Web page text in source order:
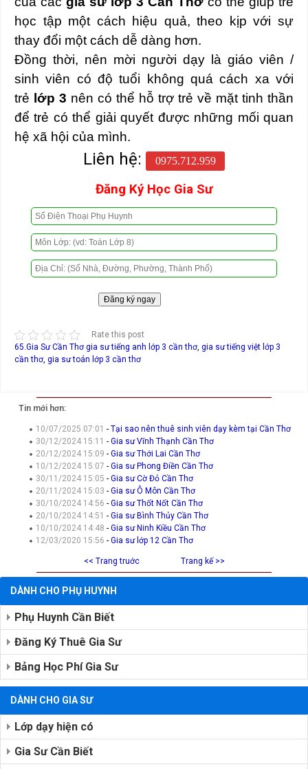
học tập một cách hiệu quả, theo kịp với sự
thay đổi một cách dễ dàng hơn.
Đồng thời, nên mời người dạy là giáo viên /
sinh viên có độ tuổi không quá cách xa với
trẻ lớp 3 nên có thể hỗ trợ trẻ về mặt tinh thần
để trẻ có thể giải quyết được những mối quan
hệ xã hội của mình.
Liên hệ: 0975.712.959
Đăng Ký Học Gia Sư
Rate this post
65.Gia Sư Cần Thơ gia sư tiếng anh lớp 3 cần thơ, gia sư tiếng việt lớp 3
cần thơ, gia sư toán lớp 3 cần thơ
Tin mới hơn:
10/07/2025 07:01-Tại sao nên thuê sinh viên dạy kèm tại Cần Thơ
30/12/2024 15:11-Gia sư Vĩnh Thạnh Cần Thơ
20/12/2024 15:09-Gia sư Thới Lai Cần Thơ
10/12/2024 15:07-Gia sư Phong Điền Cần Thơ
30/11/2024 15:05-Gia sư Cờ Đỏ Cần Thơ
20/11/2024 15:03-Gia sư Ô Môn Cần Thơ
30/10/2024 14:56-Gia sư Thốt Nốt Cần Thơ
20/10/2024 14:51-Gia sư Bình Thủy Cần Thơ
10/10/2024 14:48-Gia sư Ninh Kiều Cần Thơ
12/03/2020 15:56-Gia sư lớp 12 Cần Thơ
<< Trang truớc Trang kế >>
DÀNH CHO PHỤ HUYNH
Phụ Huynh Cần Biết
Đăng Ký Thuê Gia Sư
Bảng Học Phí Gia Sư
DÀNH CHO GIA SƯ
Lớp dạy hiện có
Gia Sư Cần Biết